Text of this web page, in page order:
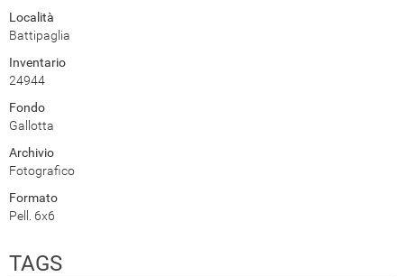
Località
Battipaglia
Inventario
24944
Fondo
Gallotta
Archivio
Fotografico
Formato
Pell. 6x6
TAGS